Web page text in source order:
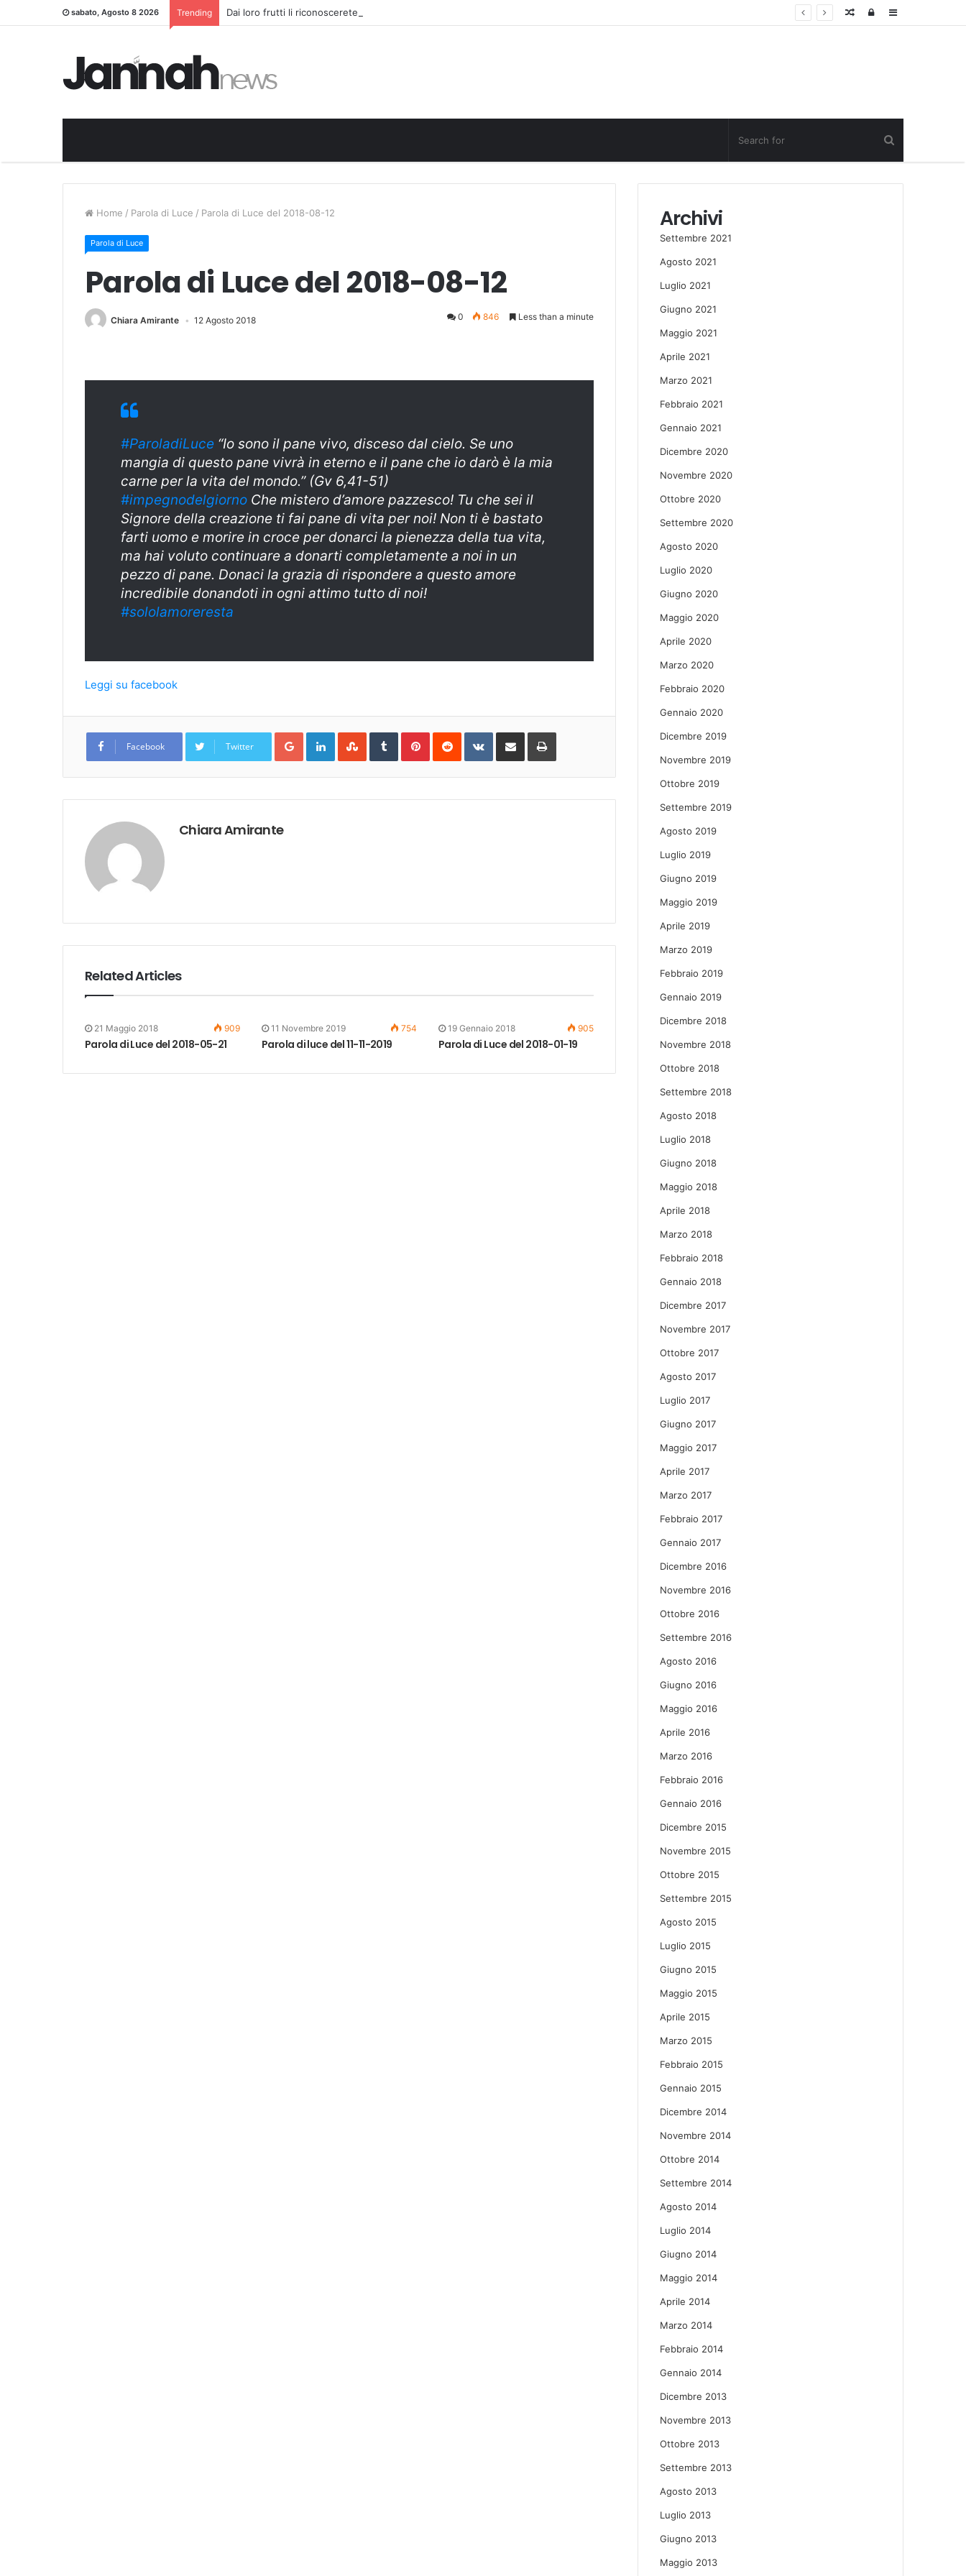
sabato, Agosto 8 2026 Trending Dai loro frutti li riconoscerete Sidebar
Log
Random
Home / Parola di Luce / Parola di Luce del 2018-08-12
Parola di Luce
Parola di Luce del 2018-08-12
Chiara Amirante 12 Agosto 2018 0 846 Less than a minute
#ParoladiLuce “Io sono il pane vivo, disceso dal cielo. Se uno
mangia di questo pane vivrà in eterno e il pane che io darò è la mia
carne per la vita del mondo.” (Gv 6,41-51)
#impegnodelgiorno Che mistero d’amore pazzesco! Tu che sei il
Signore della creazione ti fai pane di vita per noi! Non ti è bastato
farti uomo e morire in croce per donarci la pienezza della tua vita,
ma hai voluto continuare a donarti completamente a noi in un
pezzo di pane. Donaci la grazia di rispondere a questo amore
incredibile donandoti in ogni attimo tutto di noi!
#sololamoreresta
Leggi su facebook
Facebook Twitter
Google+LinkedInStumbleUpon
TumblrPinterestReddit VKontakteShare
Email
Print
Chiara Amirante
Related Articles
21 Maggio 2018 909
Parola di Luce del 2018-05-21
11 Novembre 2019 754
Parola di luce del 11-11-2019
19 Gennaio 2018 905
Parola di Luce del 2018-01-19
Archivi
Settembre 2021
Agosto 2021
Luglio 2021
Giugno 2021
Maggio 2021
Aprile 2021
Marzo 2021
Febbraio 2021
Gennaio 2021
Dicembre 2020
Novembre 2020
Ottobre 2020
Settembre 2020
Agosto 2020
Luglio 2020
Giugno 2020
Maggio 2020
Aprile 2020
Marzo 2020
Febbraio 2020
Gennaio 2020
Dicembre 2019
Novembre 2019
Ottobre 2019
Settembre 2019
Agosto 2019
Luglio 2019
Giugno 2019
Maggio 2019
Aprile 2019
Marzo 2019
Febbraio 2019
Gennaio 2019
Dicembre 2018
Novembre 2018
Ottobre 2018
Settembre 2018
Agosto 2018
Luglio 2018
Giugno 2018
Maggio 2018
Aprile 2018
Marzo 2018
Febbraio 2018
Gennaio 2018
Dicembre 2017
Novembre 2017
Ottobre 2017
Agosto 2017
Luglio 2017
Giugno 2017
Maggio 2017
Aprile 2017
Marzo 2017
Febbraio 2017
Gennaio 2017
Dicembre 2016
Novembre 2016
Ottobre 2016
Settembre 2016
Agosto 2016
Giugno 2016
Maggio 2016
Aprile 2016
Marzo 2016
Febbraio 2016
Gennaio 2016
Dicembre 2015
Novembre 2015
Ottobre 2015
Settembre 2015
Agosto 2015
Luglio 2015
Giugno 2015
Maggio 2015
Aprile 2015
Marzo 2015
Febbraio 2015
Gennaio 2015
Dicembre 2014
Novembre 2014
Ottobre 2014
Settembre 2014
Agosto 2014
Luglio 2014
Giugno 2014
Maggio 2014
Aprile 2014
Marzo 2014
Febbraio 2014
Gennaio 2014
Dicembre 2013
Novembre 2013
Ottobre 2013
Settembre 2013
Agosto 2013
Luglio 2013
Giugno 2013
Maggio 2013